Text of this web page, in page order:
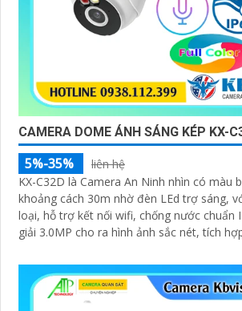
CAMERA DOME ÁNH SÁNG KÉP KX-
5%-35%
liên hệ
KX-C32D là Camera An Ninh nhìn có màu
khoảng cách 30m nhờ đèn LEd trợ sáng,
loại, hỗ trợ kết nối wifi, chống nước chuẩn
giải 3.0MP cho ra hình ảnh sắc nét, tích